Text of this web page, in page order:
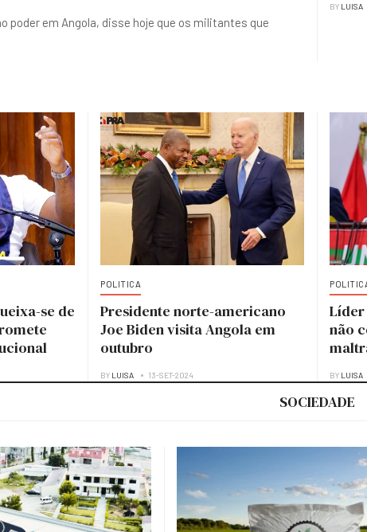
poder em Angola, disse hoje que os militantes que
BY LUISA
se de
POLITICA
Presidente norte-americano
Joe Biden visita Angola em
outubro
BY LUISA 13-SET-2024
Líder
não
BY LUISA
SOCIEDADE